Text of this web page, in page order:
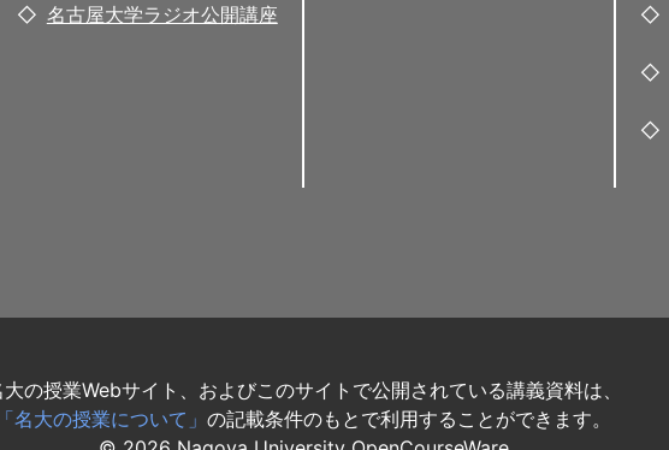
名古屋大学ラジオ公開講座
大の授業Webサイト、およびこのサイトで公開されている講義資料は、
「名大の授業について」 の記載条件のもとで利用することができます。